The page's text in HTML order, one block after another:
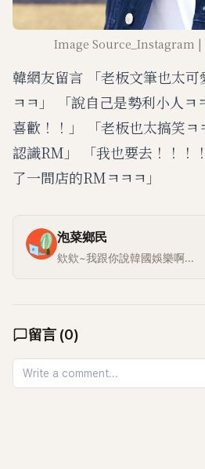
Image Source_Instagram
韓網友留言 「老板文筆也太可
ㅋㅋ」 「說自己是勢利小人ㅋ
喜歡！！」 「老板也太搞笑ㅋ
認識RM」 「我也要去！！！
了一間店的RMㅋㅋㅋ」
泡菜鄉民
欸欸~我跟你說韓國娛樂啊...
留言 (0)